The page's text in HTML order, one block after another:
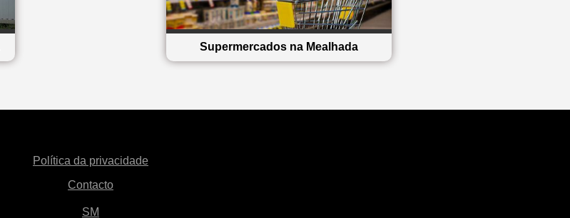
Supermercados na Mealhada
Política da privacidade
Contacto
SM